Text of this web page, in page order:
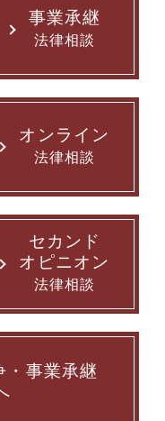
事業承継
法律相談
オンライン
法律相談
セカンド
オピニオン
法律相談
・事業承継